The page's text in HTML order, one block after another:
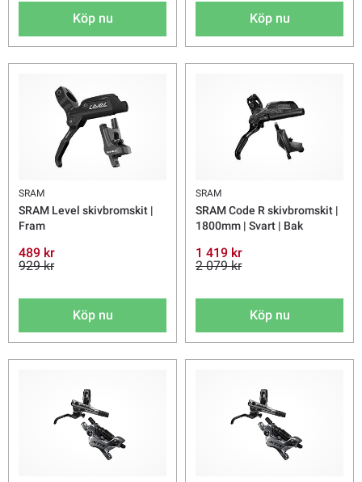
Köp nu Köp nu
SRAM
SRAM Level skivbromskit |
Fram
489 kr
929 kr
Köp nu
SRAM
SRAM Code R skivbromskit |
1800mm | Svart | Bak
1 419 kr
2 079 kr
Köp nu